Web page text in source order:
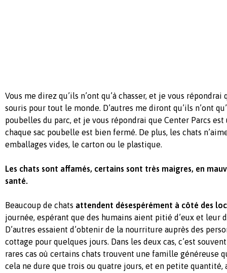
Vous me direz qu’ils n’ont qu’à chasser, et je vous répondrai
souris pour tout le monde. D’autres me diront qu’ils n’ont
poubelles du parc, et je vous répondrai que Center Parcs
chaque sac poubelle est bien fermé. De plus, les chats
emballages vides, le carton ou le plastique.
Les chats sont affamés, certains sont très maigres, en
santé.
Beaucoup de chats attendent désespérément à côté des
journée, espérant que des humains aient pitié d’eux et leur
D’autres essaient d’obtenir de la nourriture auprès des
cottage pour quelques jours. Dans les deux cas, c’est
rares cas où certains chats trouvent une famille généreuse
cela ne dure que trois ou quatre jours, et en petite quantité,